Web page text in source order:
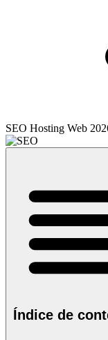
SEO Hosting Web
Índice de